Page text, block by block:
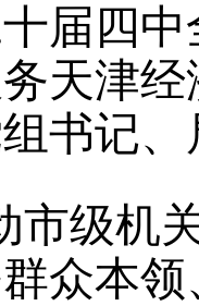
届四
天津
书记
级机关
众本